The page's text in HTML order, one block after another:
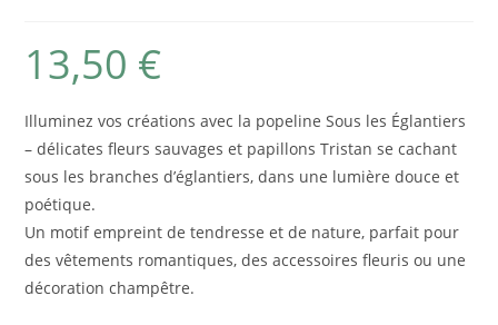
13,50 €
Illuminez vos créations avec la popeline Sous les Églantiers
– délicates fleurs sauvages et papillons Tristan se cachant
sous les branches d’églantiers, dans une lumière douce et
poétique.
Un motif empreint de tendresse et de nature, parfait pour
des vêtements romantiques, des accessoires fleuris ou une
décoration champêtre.